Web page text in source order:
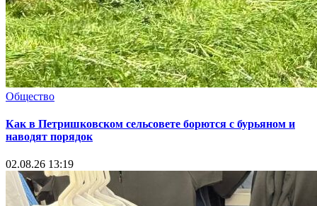
Общество
Как в Петришковском сельсовете борются с бурьяном и
наводят порядок
02.08.26 13:19